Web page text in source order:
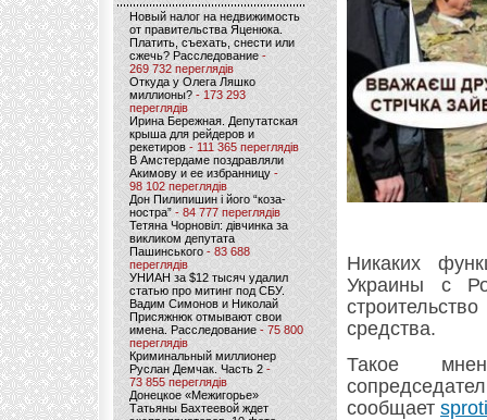
Новый налог на недвижимость
от правительства Яценюка.
Платить, съехать, снести или
сжечь? Расследование-
269 732 переглядів
Откуда у Олега Ляшко
миллионы? - 173 293
переглядів
Ирина Бережная. Депутатская
крыша для рейдеров и
рекетиров - 111 365 переглядів
В Амстердаме поздравляли
Акимову и ее избранницу -
98 102 переглядів
Дон Пилипишин і його “коза-
ностра” - 84 777 переглядів
Тетяна Чорновіл: дівчинка за
викликом депутата
Пашинського- 83 688
переглядів
УНИАН за $12 тысяч удалил
статью про митинг под СБУ.
Вадим Симонов и Николай
Присяжнюк отмывают свои
имена. Расследование - 75 800
переглядів
Криминальный миллионер
Руслан Демчак. Часть 2-
73 855 переглядів
Донецкое «Межигорье»
Татьяны Бахтеевой ждет
Никаких
Украины с
средства.
Такое
сообщает